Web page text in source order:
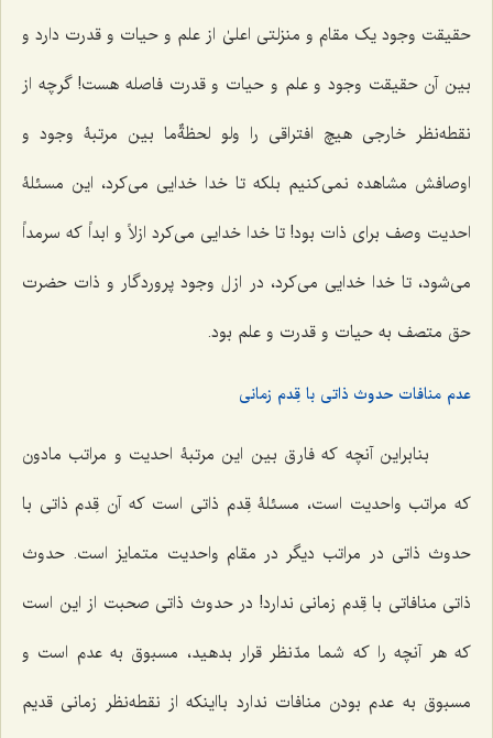
حقیقت وجود یک مقام و منزلتی اعلیٰ از علم و حیات و قدرت دارد و
بین آن حقیقت وجود و علم و حیات و قدرت فاصله هست! گرچه از
نقطه‌نظر خارجی هیچ افتراقی را ولو لحظةٌما بین مرتبۀ وجود و
اوصافش مشاهده نمی‌کنیم بلکه تا خدا خدایی می‌کرد، این مسئلۀ
احدیت وصف برای ذات بود! تا خدا خدایی می‌کرد ازلاً و ابداً که سرمداً
می‌شود، تا خدا خدایی می‌کرد، در ازل وجود پروردگار و ذات حضرت
حق متصف به حیات و قدرت و علم بود.
عدم منافات حدوث ذاتی با قِدم زمانی
بنابراین آنچه که فارق بین این مرتبۀ احدیت و مراتب مادون
که مراتب واحدیت است، مسئلۀ قِدم ذاتی است که آن قِدم ذاتی با
حدوث ذاتی در مراتب دیگر در مقام واحدیت متمایز است. حدوث
ذاتی منافاتی با قِدم زمانی ندارد! در حدوث ذاتی صحبت از این است
که هر آنچه را که شما مدّنظر قرار بدهید، مسبوق به عدم است و
مسبوق به عدم بودن منافات ندارد بااینکه از نقطه‌نظر زمانی قدیم